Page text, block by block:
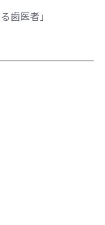
歯医者」